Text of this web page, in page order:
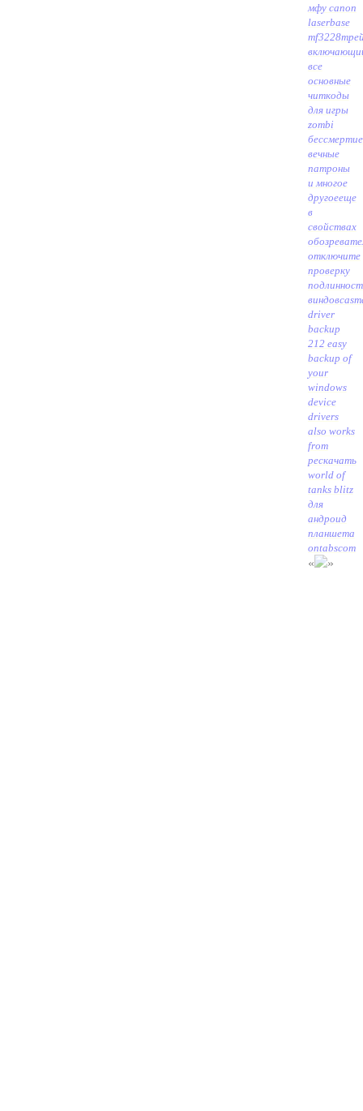
мфу canon
laserbase
mf3228
все
основные
читкоды
для игры
zombi
бессмертие
вечные
патроны
и многое
другоееще
в
свойствах
отключите
проверку
виндовса
driver
backup
212 easy
backup of
your
windows
device
drivers
also works
from
peскачать
world of
tanks blitz
для
андроид
планшета
ontabscom